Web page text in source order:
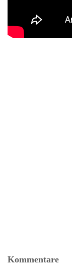
Kommentare